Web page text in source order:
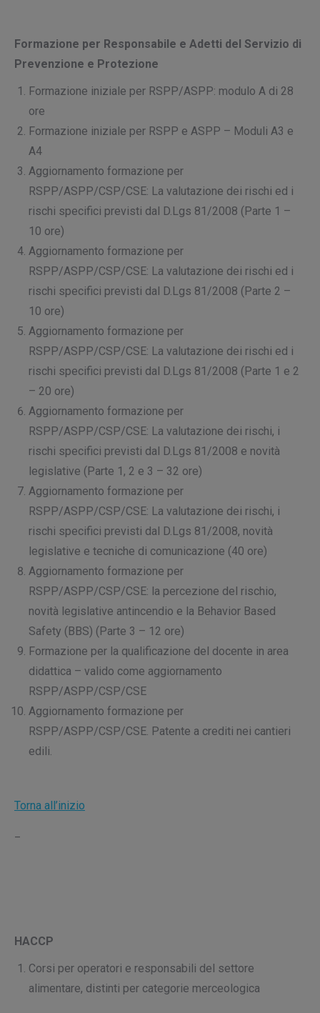
Formazione per Responsabile e Adetti del Servizio di
Prevenzione e Protezione
Formazione iniziale per RSPP/ASPP: modulo A di 28
ore
Formazione iniziale per RSPP e ASPP – Moduli A3 e
A4
Aggiornamento formazione per
RSPP/ASPP/CSP/CSE: La valutazione dei rischi ed i
rischi specifici previsti dal D.Lgs 81/2008 (Parte 1 –
10 ore)
Aggiornamento formazione per
RSPP/ASPP/CSP/CSE: La valutazione dei rischi ed i
rischi specifici previsti dal D.Lgs 81/2008 (Parte 2 –
10 ore)
Aggiornamento formazione per
RSPP/ASPP/CSP/CSE: La valutazione dei rischi ed i
rischi specifici previsti dal D.Lgs 81/2008 (Parte 1 e 2
– 20 ore)
Aggiornamento formazione per
RSPP/ASPP/CSP/CSE: La valutazione dei rischi, i
rischi specifici previsti dal D.Lgs 81/2008 e novità
legislative (Parte 1, 2 e 3 – 32 ore)
Aggiornamento formazione per
RSPP/ASPP/CSP/CSE: La valutazione dei rischi, i
rischi specifici previsti dal D.Lgs 81/2008, novità
legislative e tecniche di comunicazione (40 ore)
Aggiornamento formazione per
RSPP/ASPP/CSP/CSE: la percezione del rischio,
novità legislative antincendio e la Behavior Based
Safety (BBS) (Parte 3 – 12 ore)
Formazione per la qualificazione del docente in area
didattica – valido come aggiornamento
RSPP/ASPP/CSP/CSE
Aggiornamento formazione per
RSPP/ASPP/CSP/CSE. Patente a crediti nei cantieri
edili.
Torna all’inizio
HACCP
Corsi per operatori e responsabili del settore
alimentare, distinti per categorie merceologica